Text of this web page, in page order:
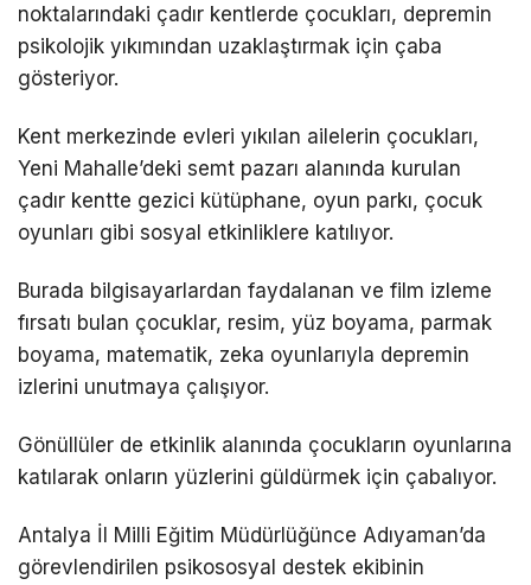
noktalarındaki çadır kentlerde çocukları, depremin
psikolojik yıkımından uzaklaştırmak için çaba
gösteriyor.
Kent merkezinde evleri yıkılan ailelerin çocukları,
Yeni Mahalle’deki semt pazarı alanında kurulan
çadır kentte gezici kütüphane, oyun parkı, çocuk
oyunları gibi sosyal etkinliklere katılıyor.
Burada bilgisayarlardan faydalanan ve film izleme
fırsatı bulan çocuklar, resim, yüz boyama, parmak
boyama, matematik, zeka oyunlarıyla depremin
izlerini unutmaya çalışıyor.
Gönüllüler de etkinlik alanında çocukların oyunlarına
katılarak onların yüzlerini güldürmek için çabalıyor.
Antalya İl Milli Eğitim Müdürlüğünce Adıyaman’da
görevlendirilen psikososyal destek ekibinin